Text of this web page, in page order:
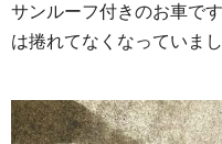
サンルーフ付きのお車で
は捲れてなくなっていま